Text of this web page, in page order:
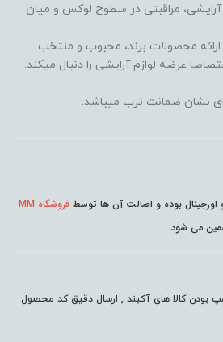
آرایشی، مراقبتی در سطوح لوکس و میان
با سیاست ارائه محصولات برند، محبوب و منتخب
عرضه لوازم آرایشی را دنبال میکند.
نشان ضمانت ترب میباشد.
و اورجینال بوده و اصالت آن ها توسط فروشگاه MM
می شود.
بودن کالا های آکبند , ارسال دقیق کد محصول